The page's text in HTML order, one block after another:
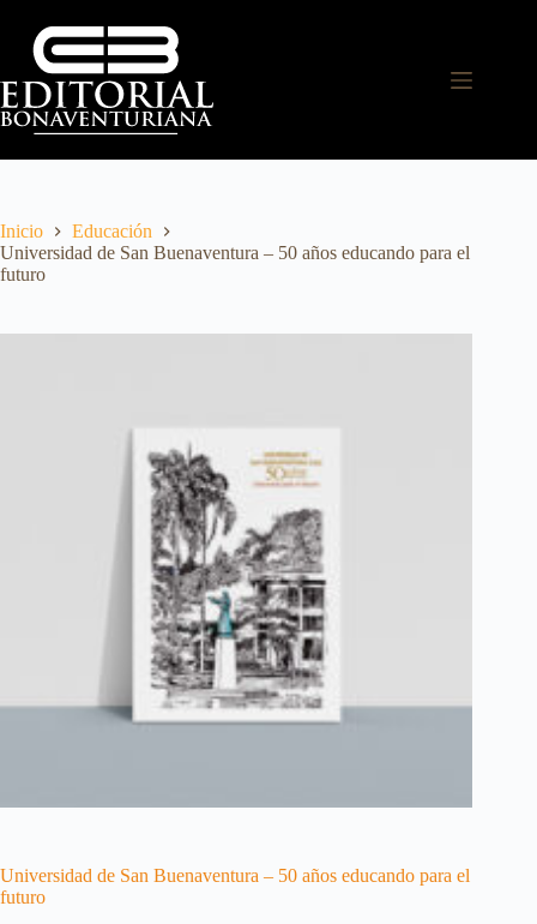
Inicio
Educación
Universidad de San Buenaventura – 50 años educando para el
futuro
Universidad de San Buenaventura – 50 años educando para el
futuro